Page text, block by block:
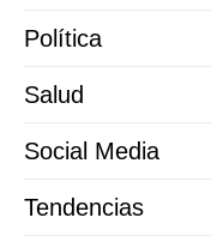
Política
Salud
Social Media
Tendencias